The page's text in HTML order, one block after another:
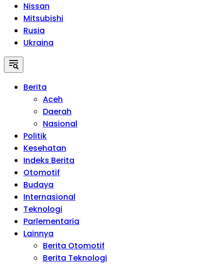
Nissan
Mitsubishi
Rusia
Ukraina
Berita
Aceh
Daerah
Nasional
Politik
Kesehatan
Indeks Berita
Otomotif
Budaya
Internasional
Teknologi
Parlementaria
Lainnya
Berita Otomotif
Berita Teknologi